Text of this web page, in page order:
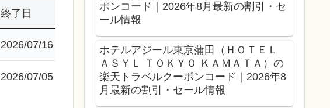
終了日
2026/07/16
2026/07/05
ポンコード｜2026年8月最新の割引・セ
ール情報
ホテルアジール東京蒲田（ＨＯＴＥＬ
ＡＳＹＬ ＴＯＫＹＯ ＫＡＭＡＴＡ）の
楽天トラベルクーポンコード｜2026年8
月最新の割引・セール情報